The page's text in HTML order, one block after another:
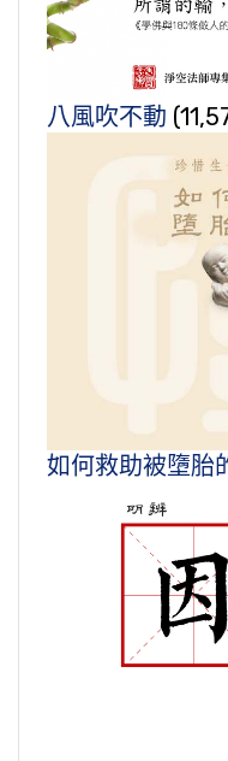
八風吹不動
如何救助被墮胎